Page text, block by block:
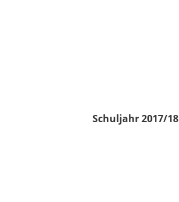
Schuljahr 2017/18